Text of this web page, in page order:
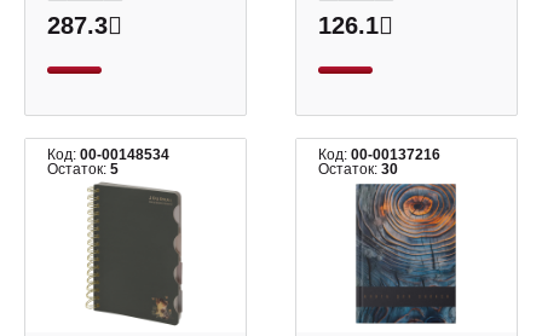
287.3 126.1
Код: 00-00148534
Остаток: 5
Код:00-00137216
Остаток:30